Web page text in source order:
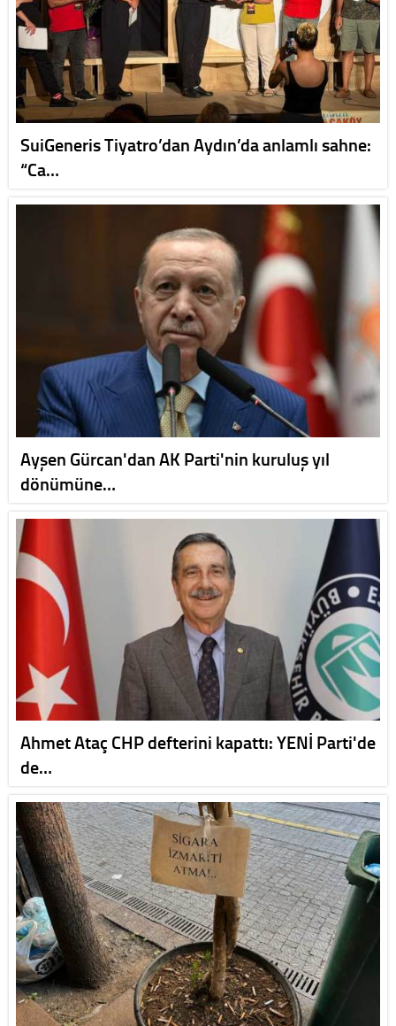
SuiGeneris Tiyatro’dan Aydın’da anlamlı sahne:
“Ca…
Ayşen Gürcan'dan AK Parti'nin kuruluş yıl
dönümüne…
Ahmet Ataç CHP defterini kapattı: YENİ Parti'de
de…